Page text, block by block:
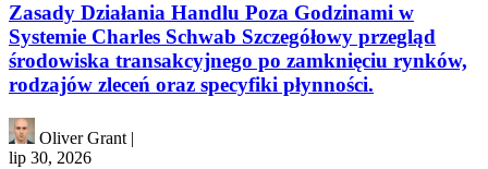
Zasady Działania Handlu Poza Godzinami w
Systemie Charles Schwab Szczegółowy przegląd
środowiska transakcyjnego po zamknięciu rynków,
rodzajów zleceń oraz specyfiki płynności.
Oliver Grant |
lip 30, 2026